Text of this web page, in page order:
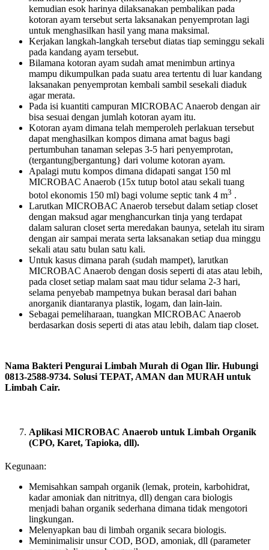
kemudian esok harinya dilaksanakan pembalikan pada
kotoran ayam tersebut serta laksanakan penyemprotan lagi
untuk menghasilkan hasil yang mana maksimal.
Kerjakan langkah-langkah tersebut diatas tiap seminggu sekali
pada kandang ayam tersebut.
Bilamana kotoran ayam sudah amat menimbun artinya
mampu dikumpulkan pada suatu area tertentu di luar kandang
laksanakan penyemprotan kembali sambil sesekali diaduk
agar merata.
Pada isi kuantiti campuran MICROBAC Anaerob dengan air
bisa sesuai dengan jumlah kotoran ayam itu.
Kotoran ayam dimana telah memperoleh perlakuan tersebut
dapat menghasilkan kompos dimana amat bagus bagi
pertumbuhan tanaman selepas 3-5 hari penyemprotan,
(tergantung|bergantung} dari volume kotoran ayam.
Apalagi mutu kompos dimana didapati sangat 150 ml
MICROBAC Anaerob (15x tutup botol atau sekali tuang
botol ekonomis 150 ml) bagi volume septic tank 4 m3 .
Larutkan MICROBAC Anaerob tersebut dalam setiap closet
dengan maksud agar menghancurkan tinja yang terdapat
dalam saluran closet serta meredakan baunya, setelah itu siram
dengan air sampai merata serta laksanakan setiap dua minggu
sekali atau satu bulan satu kali.
Untuk kasus dimana parah (sudah mampet), larutkan
MICROBAC Anaerob dengan dosis seperti di atas atau lebih,
pada closet setiap malam saat mau tidur selama 2-3 hari,
selama penyebab mampetnya bukan berasal dari bahan
anorganik diantaranya plastik, logam, dan lain-lain.
Sebagai pemeliharaan, tuangkan MICROBAC Anaerob
berdasarkan dosis seperti di atas atau lebih, dalam tiap closet.
Nama Bakteri Pengurai Limbah Murah di Ogan Ilir. Hubungi
0813-2588-9734. Solusi TEPAT, AMAN dan MURAH untuk
Limbah Cair.
Aplikasi MICROBAC Anaerob untuk Limbah Organik
(CPO, Karet, Tapioka, dll).
Kegunaan:
Memisahkan sampah organik (lemak, protein, karbohidrat,
kadar amoniak dan nitritnya, dll) dengan cara biologis
menjadi bahan organik sederhana dimana tidak mengotori
lingkungan.
Melenyapkan bau di limbah organik secara biologis.
Meminimalisir unsur COD, BOD, amoniak, dll (parameter